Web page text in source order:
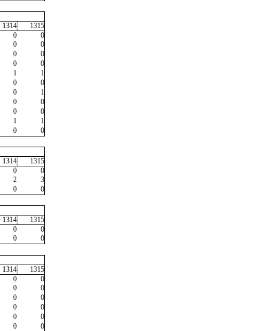
1314
1315
0
0
0
0
0
0
0
0
1
1
0
0
0
1
0
0
0
0
1
1
0
0
1314
1315
0
0
2
3
0
0
1314
1315
0
0
0
0
1314
1315
0
0
0
0
0
0
0
0
0
0
0
0